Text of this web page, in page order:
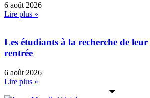
6 août 2026
Lire plus »
Les étudiants à la recherche de
rentrée
6 août 2026
Lire plus »